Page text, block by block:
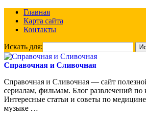
Главная
Карта сайта
Контакты
Искать для:
Справочная и Сливочная
Справочная и Сливочная — сайт
сериалам, фильмам. Блог развлечений по
Интересные статьи и советы по
музыке …